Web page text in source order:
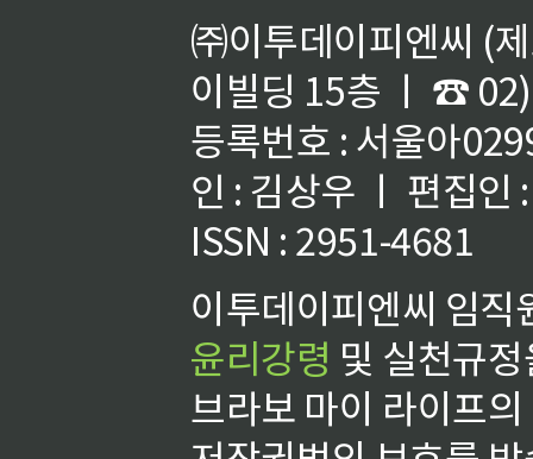
㈜이투데이피엔씨 (
이빌딩 15층 ㅣ ☎
등록번호 : 서울아
인 : 김상우 ㅣ 편집인
ISSN : 2951-4681
이투데이피엔씨 임
윤리강령 및 실천규
브라보 마이 라이프